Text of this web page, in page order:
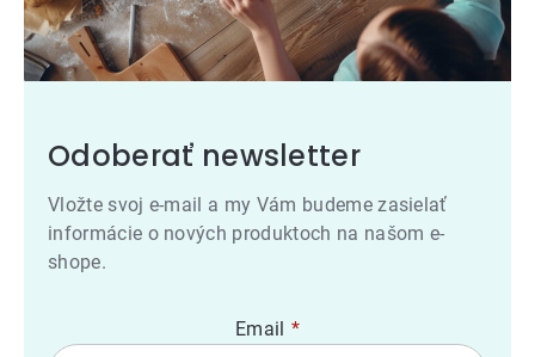
Odoberať newsletter
Vložte svoj e-mail a my Vám budeme zasielať
informácie o nových produktoch na našom e-
shope.
Email